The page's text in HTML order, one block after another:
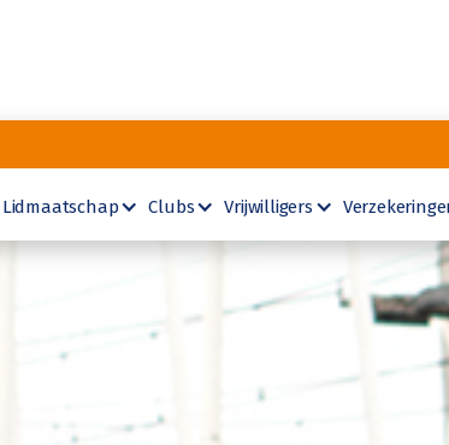
Lidmaatschap Clubs Vrijwilligers